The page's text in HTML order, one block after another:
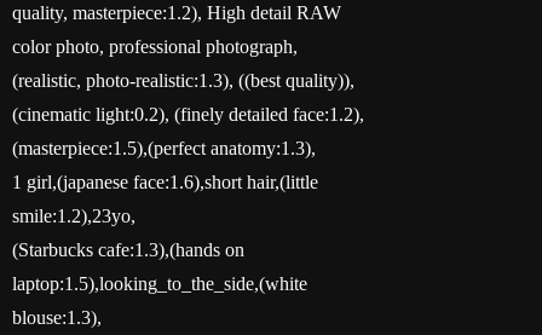
quality, masterpiece:1.2), High detail RAW
color photo, professional photograph,
(realistic, photo-realistic:1.3), ((best quality)),
(cinematic light:0.2), (finely detailed face:1.2),
(masterpiece:1.5),(perfect anatomy:1.3),
1 girl,(japanese face:1.6),short hair,(little
smile:1.2),23yo,
(Starbucks cafe:1.3),(hands on
laptop:1.5),looking_to_the_side,(white
blouse:1.3),